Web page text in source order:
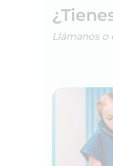
Llámanos o